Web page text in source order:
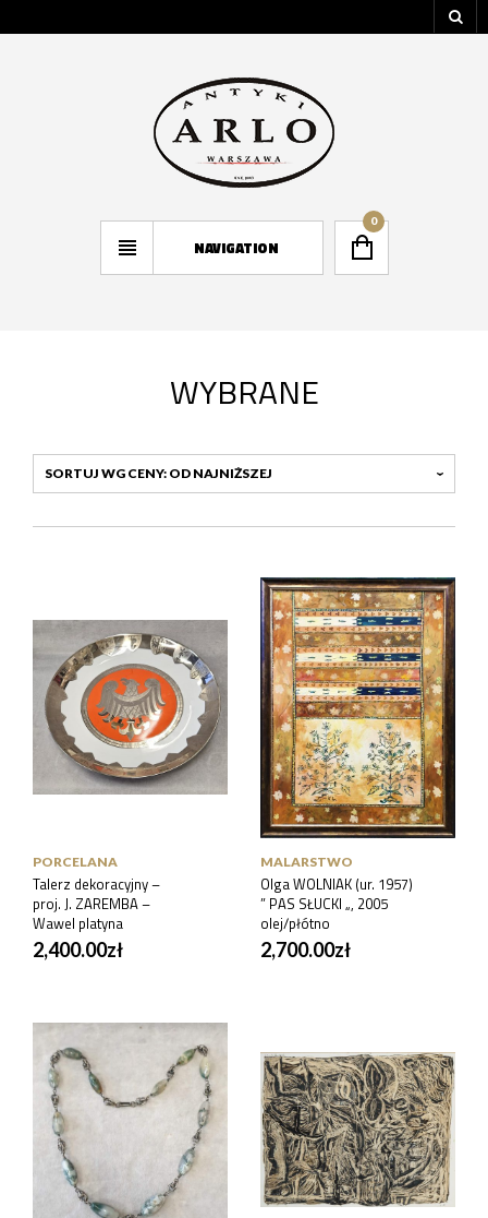
NAVIGATION
0
WYBRANE
PORCELANA
Talerz dekoracyjny –
proj. J. ZAREMBA –
Wawel platyna
2,400.00zł
MALARSTWO
Olga WOLNIAK (ur. 1957)
” PAS SŁUCKI „, 2005
olej/płótno
2,700.00zł